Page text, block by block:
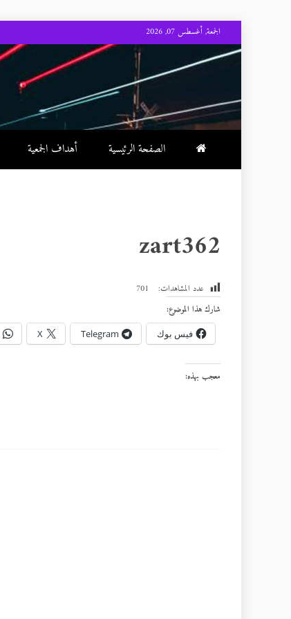
to
content
الجمعة, أغسطس 07, 2026
الصفحة الرئيسية أهداف الجمعية
zart362
عدد المشاهدات:
701
شارك هذا الموضوع:
فيس بوك Telegram
X
معجب بهذه: